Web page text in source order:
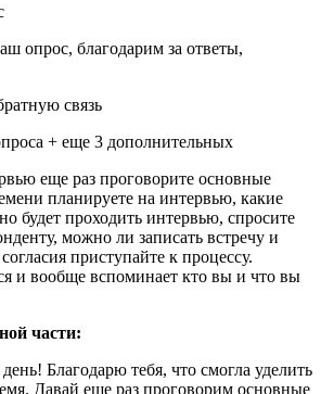
опрос, благодарим за ответы,
связь
+ еще 3 дополнительных
еще раз проговорите основные
планируете на интервью, какие
будет проходить интервью, спросите
можно ли записать встречу и
приступайте к процессу.
и вообще вспоминает кто вы и что вы
части:
Благодарю тебя, что смогла уделить
Давай еще раз проговорим основные